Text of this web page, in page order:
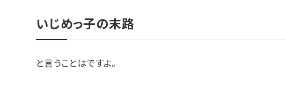
いじめっ子の末路
と言うことはですよ。